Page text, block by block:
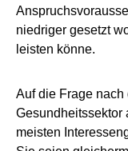
niedriger gesetzt
leisten könne.
Auf die Frage
Gesundheitssektor
meisten